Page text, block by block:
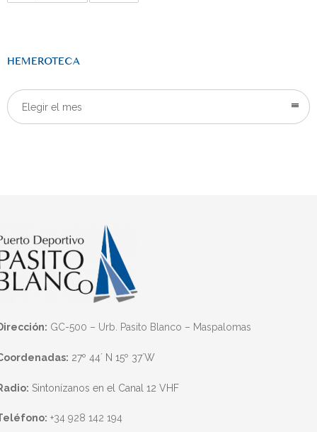
HEMEROTECA
Elegir el mes
GC-500 – Urb. Pasito Blanco – Maspalomas
27º 44´ N 15º 37´W
Sintonízanos en el Canal 12 VHF
+34 928 142 194